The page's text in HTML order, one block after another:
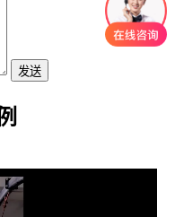
发送